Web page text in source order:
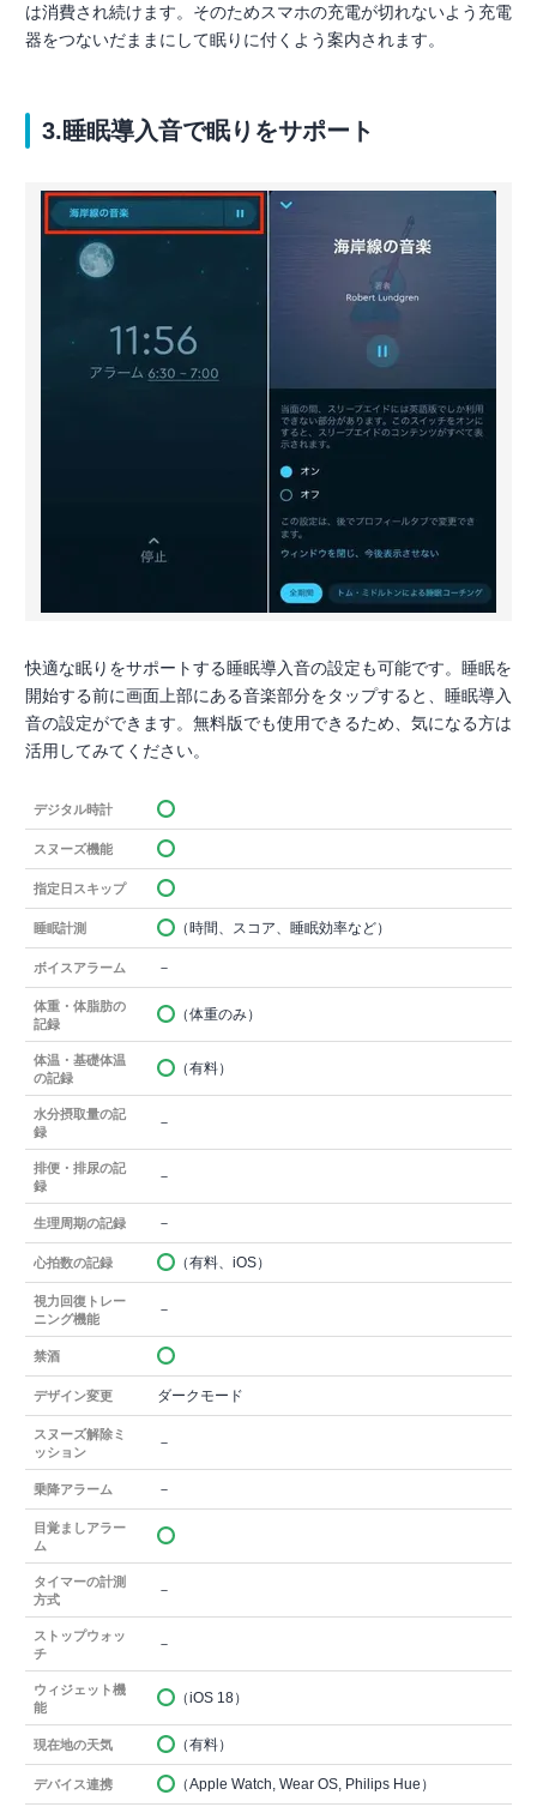
は消費され続けます。そのためスマホの充電が切れないよう充電
器をつないだままにして眠りに付くよう案内されます。
3.睡眠導入音で眠りをサポート
快適な眠りをサポートする睡眠導入音の設定も可能です。睡眠を
開始する前に画面上部にある音楽部分をタップすると、睡眠導入
音の設定ができます。無料版でも使用できるため、気になる方は
活用してみてください。
デジタル時計
スヌーズ機能
指定日スキップ
睡眠計測 （時間、スコア、睡眠効率など）
ボイスアラーム －
体重・体脂肪の
記録
（体重のみ）
体温・基礎体温
の記録
（有料）
水分摂取量の記
録
－
排便・排尿の記
録
－
生理周期の記録 －
心拍数の記録 （有料、iOS）
視力回復トレー
ニング機能
－
禁酒
デザイン変更 ダークモード
スヌーズ解除ミ
ッション
－
乗降アラーム －
目覚ましアラー
ム
タイマーの計測
方式
－
ストップウォッ
チ
－
ウィジェット機
能
（iOS 18）
現在地の天気 （有料）
デバイス連携 （Apple Watch, Wear OS, Philips Hue）